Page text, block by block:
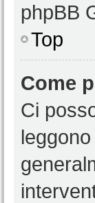
phpBB
Top
Come
Ci